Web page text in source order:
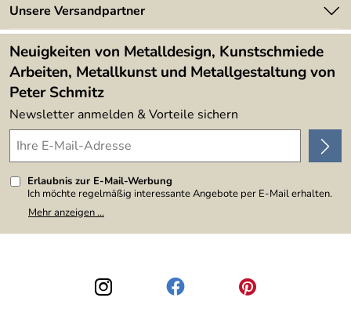
Newsletter
Lieferbedingungen
Kundenbewertungen (394)
4,9/5
Unsere Versandpartner
Neuigkeiten von Metalldesign, Kunstschmiede
Arbeiten, Metallkunst und Metallgestaltung von
Peter Schmitz
Newsletter anmelden & Vorteile sichern
Erlaubnis zur E-Mail-Werbung
Ich möchte regelmäßig interessante Angebote per E-Mail erhalten.
Meine E-Mail-Adresse wird nicht an andere Unternehmen
weitergegeben. Zu statistischen Zwecken wird in anonymer Form
den Link "Abmelden" am Ende des Newsletters anklicke. Die
Datenschutzerklärung
habe ich zur Kenntnis genommen.
Mehr anzeigen ...